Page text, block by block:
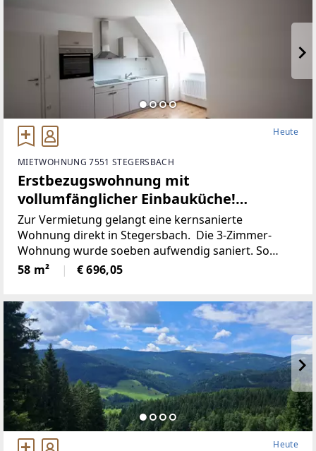
Heute
MIETWOHNUNG 7551 STEGERSBACH
Erstbezugswohnung mit
vollumfänglicher Einbauküche!
(Provisionsfrei)
Zur Vermietung gelangt eine kernsanierte
Wohnung direkt in Stegersbach. Die 3-Zimmer-
Wohnung wurde soeben aufwendig saniert. So
wurde unter anderem dieElektronik gänzlich
erneuert und für einen niedrigen
58 m² € 696,05
Heute